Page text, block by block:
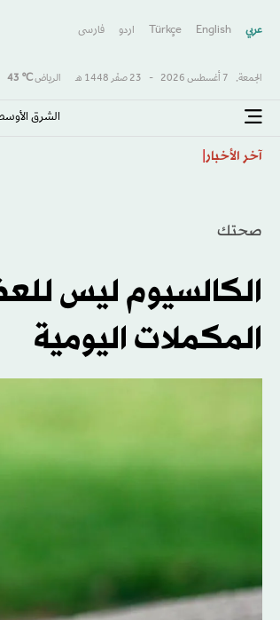
عربي English
Türkçe اردو فارسى
الجمعة, 7 أغسطس 2026 - 23 صفَر 1448 هـ الرياض℃
43
الشرق
آخر الأخبار
صحتك
الكالسيوم ليس
المكملات اليومية